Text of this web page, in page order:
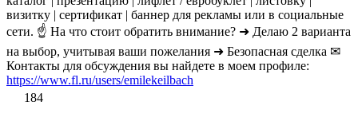
визитку | сертификат | баннер для рекламы или в социальные
сети. ☝ На что стоит обратить внимание? ➜ Делаю 2 варианта
на выбор, учитывая ваши пожелания ➜ Безопасная сделка ✉
Контакты для обсуждения вы найдете в моем профиле:
https://www.fl.ru/users/emilekeilbach
184